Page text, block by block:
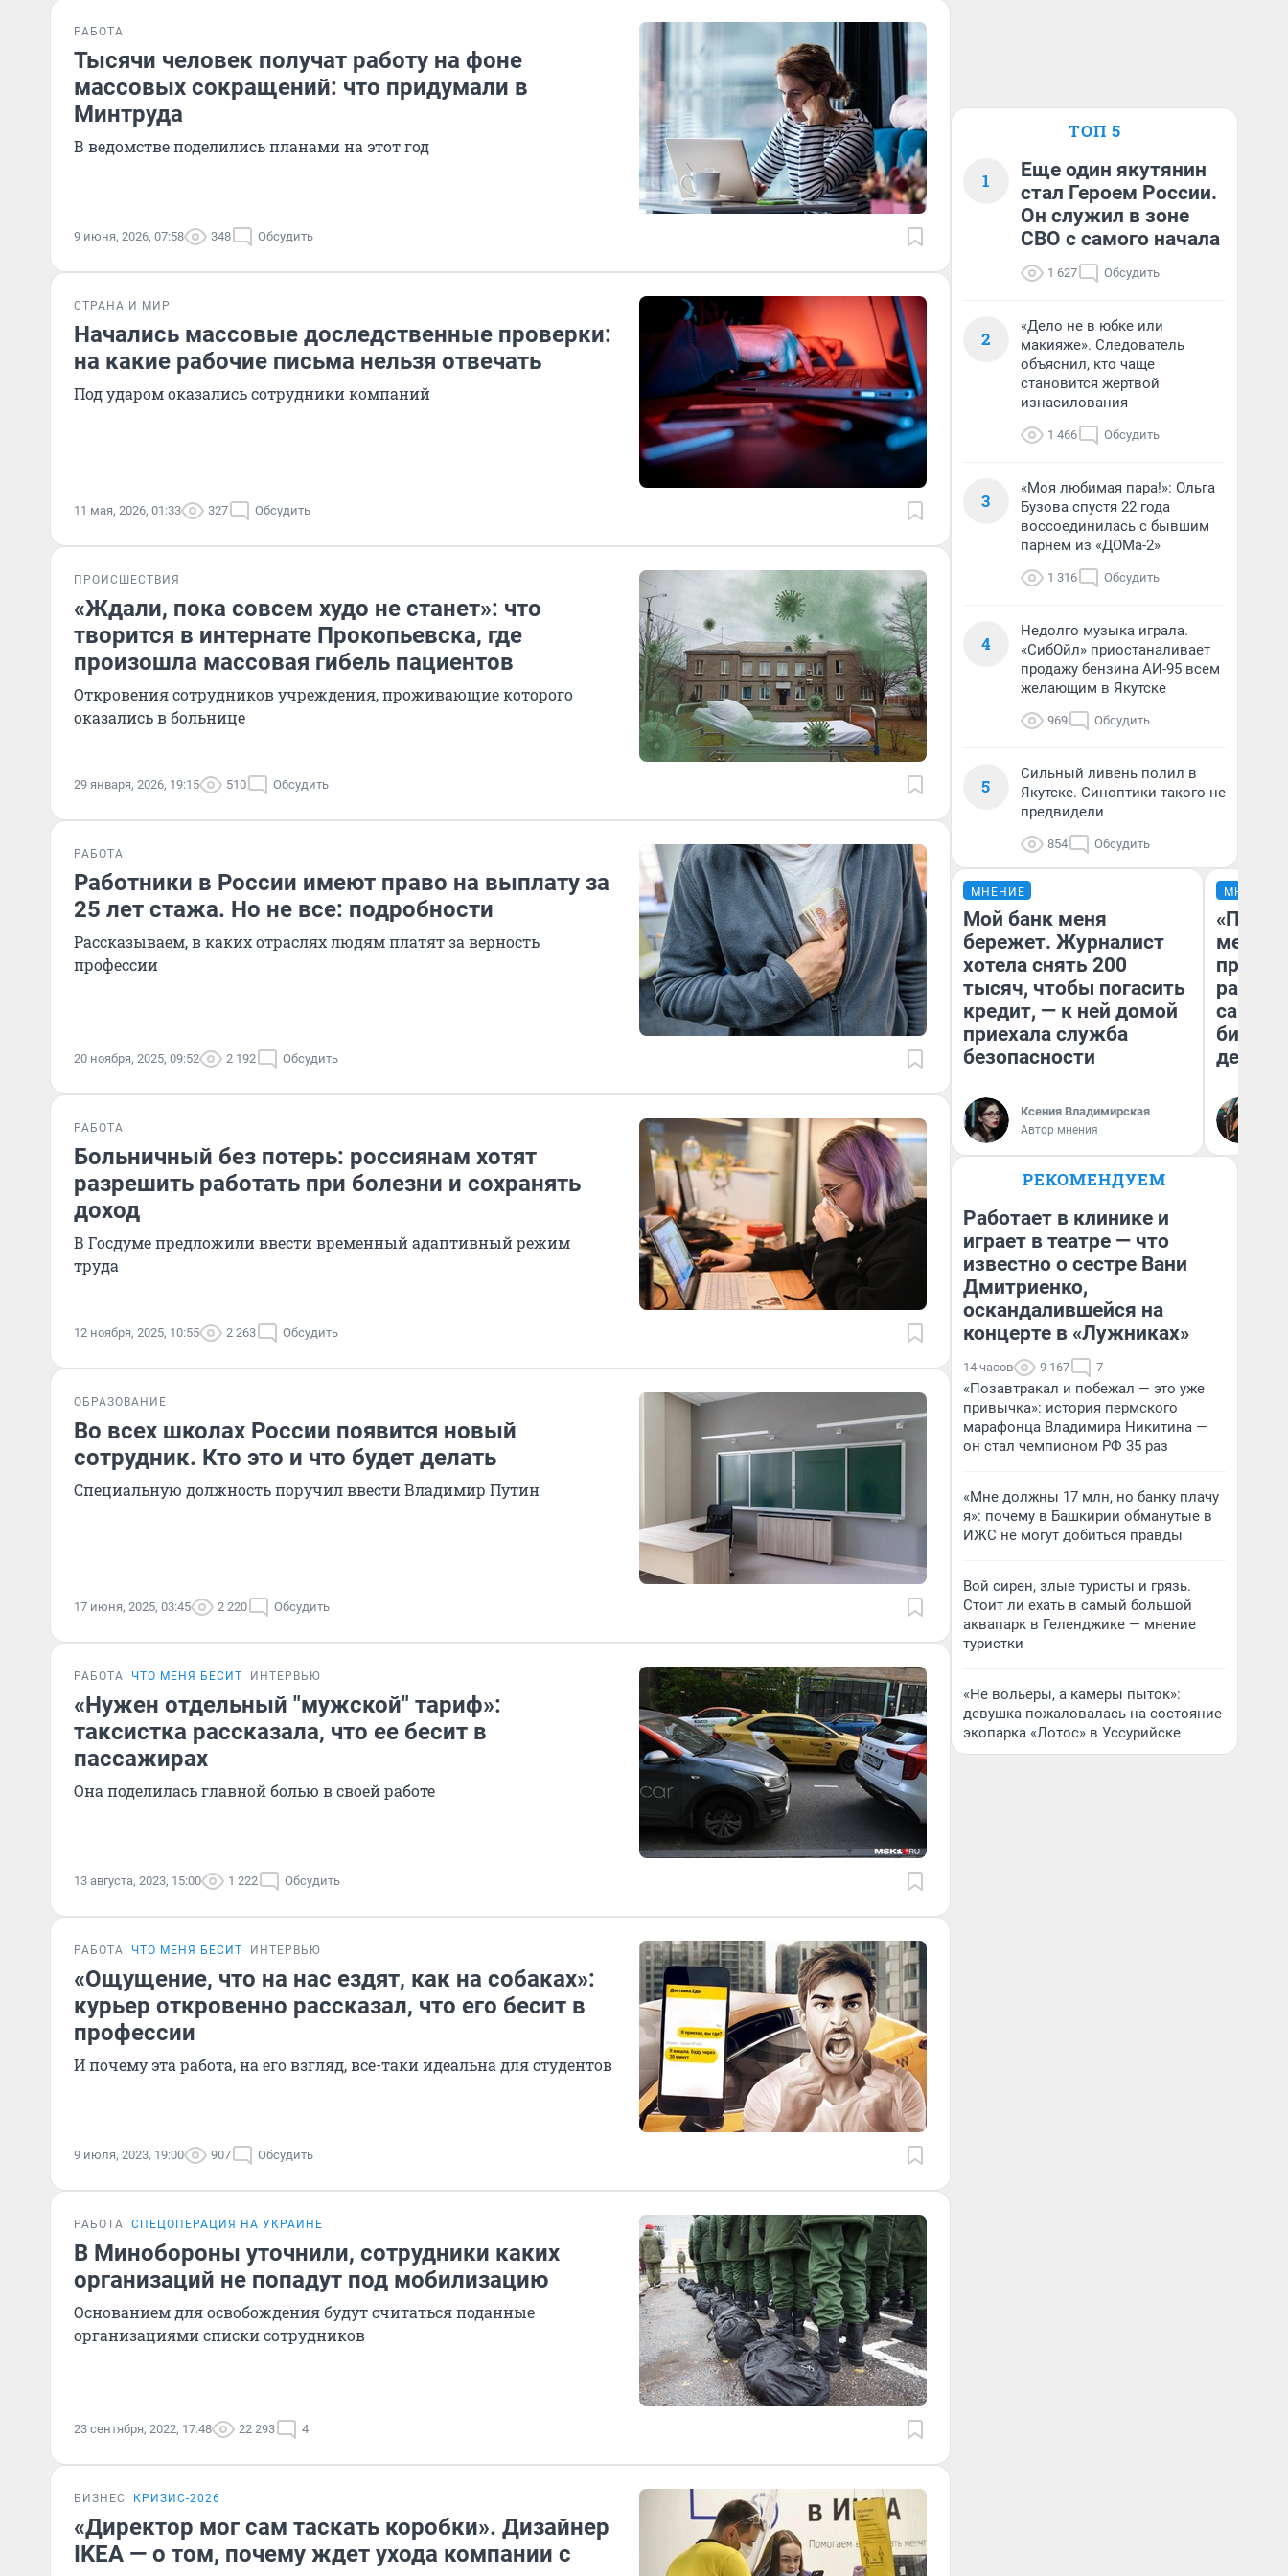
РАБОТА
Тысячи человек получат работу на фоне
массовых сокращений: что придумали в
Минтруда
В ведомстве поделились планами на этот год
9 июня, 2026, 07:58 348 Обсудить
СТРАНА И МИР
Начались массовые доследственные проверки:
на какие рабочие письма нельзя отвечать
Под ударом оказались сотрудники компаний
11 мая, 2026, 01:33 327 Обсудить
ПРОИСШЕСТВИЯ
«Ждали, пока совсем худо не станет»: что
творится в интернате Прокопьевска, где
произошла массовая гибель пациентов
Откровения сотрудников учреждения, проживающие которого
оказались в больнице
29 января, 2026, 19:15 510 Обсудить
РАБОТА
Работники в России имеют право на выплату за
25 лет стажа. Но не все: подробности
Рассказываем, в каких отраслях людям платят за верность
профессии
20 ноября, 2025, 09:52 2 192 Обсудить
РАБОТА
Больничный без потерь: россиянам хотят
разрешить работать при болезни и сохранять
доход
В Госдуме предложили ввести временный адаптивный режим
труда
12 ноября, 2025, 10:55 2 263 Обсудить
ОБРАЗОВАНИЕ
Во всех школах России появится новый
сотрудник. Кто это и что будет делать
Специальную должность поручил ввести Владимир Путин
17 июня, 2025, 03:45 2 220 Обсудить
РАБОТА ЧТО МЕНЯ БЕСИТ ИНТЕРВЬЮ
«Нужен отдельный "мужской" тариф»:
таксистка рассказала, что ее бесит в
пассажирах
Она поделилась главной болью в своей работе
13 августа, 2023, 15:00 1 222 Обсудить
РАБОТА ЧТО МЕНЯ БЕСИТ ИНТЕРВЬЮ
«Ощущение, что на нас ездят, как на собаках»:
курьер откровенно рассказал, что его бесит в
профессии
И почему эта работа, на его взгляд, все-таки идеальна для студентов
9 июля, 2023, 19:00 907 Обсудить
РАБОТА СПЕЦОПЕРАЦИЯ НА УКРАИНЕ
В Минобороны уточнили, сотрудники каких
организаций не попадут под мобилизацию
Основанием для освобождения будут считаться поданные
организациями списки сотрудников
23 сентября, 2022, 17:48 22 293 4
БИЗНЕС КРИЗИС-2026
«Директор мог сам таскать коробки». Дизайнер
IKEA — о том, почему ждет ухода компании с
ТОП 5
1
Еще один якутянин
стал Героем России.
Он служил в зоне
СВО с самого начала
1 627 Обсудить
2
«Дело не в юбке или
макияже». Следователь
объяснил, кто чаще
становится жертвой
изнасилования
1 466 Обсудить
3
«Моя любимая пара!»: Ольга
Бузова спустя 22 года
воссоединилась с бывшим
парнем из «ДОМа-2»
1 316 Обсудить
4
Недолго музыка играла.
«СибОйл» приостаналивает
продажу бензина АИ-95 всем
желающим в Якутске
969 Обсудить
5
Сильный ливень полил в
Якутске. Синоптики такого не
предвидели
854 Обсудить
МНЕНИЕ
Мой банк меня
бережет. Журналист
хотела снять 200
тысяч, чтобы погасить
кредит, — к ней домой
приехала служба
безопасности
Ксения Владимирская
Автор мнения
МНЕНИЕ
самом
РЕКОМЕНДУЕМ
Работает в клинике и
играет в театре — что
известно о сестре Вани
Дмитриенко,
оскандалившейся на
концерте в «Лужниках»
14 часов 9 167 7
«Позавтракал и побежал — это уже
привычка»: история пермского
марафонца Владимира Никитина —
он стал чемпионом РФ 35 раз
«Мне должны 17 млн, но банку плачу
я»: почему в Башкирии обманутые в
ИЖС не могут добиться правды
Вой сирен, злые туристы и грязь.
Стоит ли ехать в самый большой
аквапарк в Геленджике — мнение
туристки
«Не вольеры, а камеры пыток»:
девушка пожаловалась на состояние
экопарка «Лотос» в Уссурийске